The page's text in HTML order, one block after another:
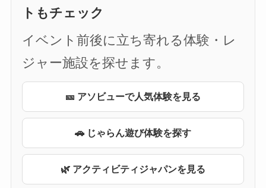
トもチェック
イベント前後に立ち寄れる体験・レ
ジャー施設を探せます。
🎫 アソビューで人気体験を見る
🚗 じゃらん遊び体験を探す
🌿 アクティビティジャパンを見る